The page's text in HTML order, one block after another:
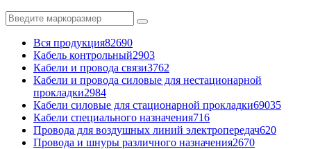
Вся продукция82690
Кабель контрольный2903
Кабели и провода связи3762
Кабели и провода силовые для нестационарной
прокладки2984
Кабели силовые для стационарной прокладки69035
Кабели специального назначения716
Провода для воздушных линий электропередач620
Провода и шнуры различного назначения2670